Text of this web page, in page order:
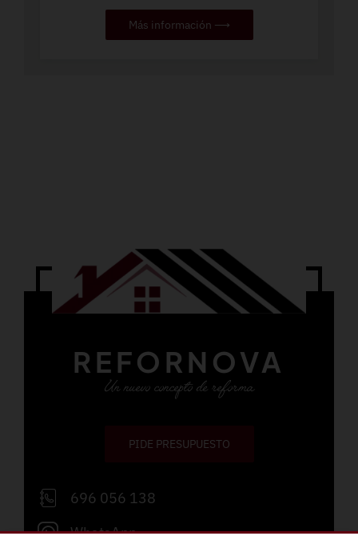
Más información ⟶
REFORNOVA
Un nuevo concepto de reforma
PIDE PRESUPUESTO
696 056 138
WhatsApp